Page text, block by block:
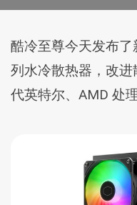
酷冷至尊今天发布
列水冷散热器，改
代英特尔、AMD 处理